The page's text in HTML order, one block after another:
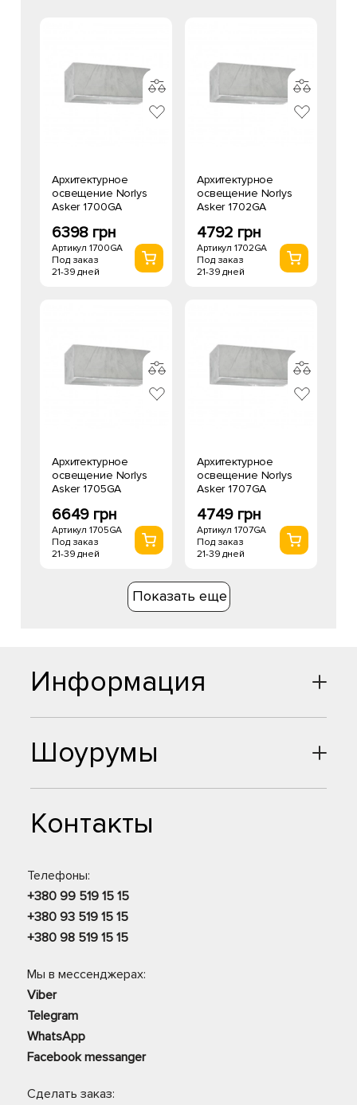
Архитектурное
освещение Norlys
Asker 1700GA
6398 грн
Артикул 1700GA
Под заказ
21-39 дней
Архитектурное
освещение Norlys
Asker 1702GA
4792 грн
Артикул 1702GA
Под заказ
21-39 дней
Архитектурное
освещение Norlys
Asker 1705GA
6649 грн
Артикул 1705GA
Под заказ
21-39 дней
Архитектурное
освещение Norlys
Asker 1707GA
4749 грн
Артикул 1707GA
Под заказ
21-39 дней
Показать еще
Шоурумы
Контакты
Телефоны:
+380 99 519 15 15
+380 93 519 15 15
+380 98 519 15 15
Мы в мессенджерах:
Viber
Telegram
WhatsApp
Facebook messanger
Сделать заказ:
Информация